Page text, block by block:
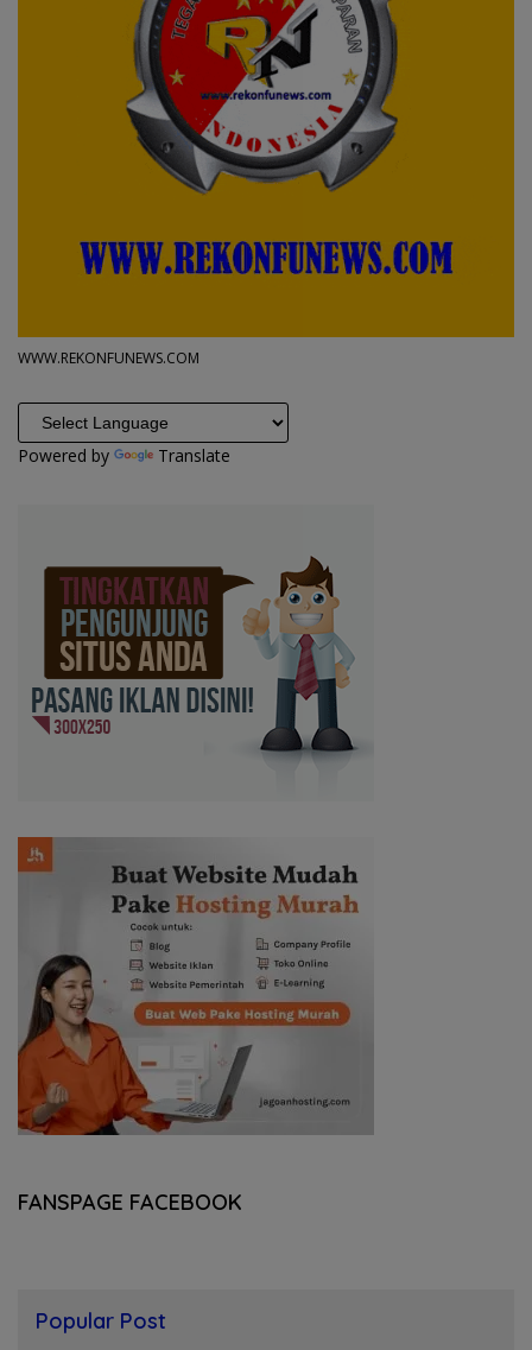
WWW.REKONFUNEWS.COM
Powered by Translate
FANSPAGE FACEBOOK
Popular Post